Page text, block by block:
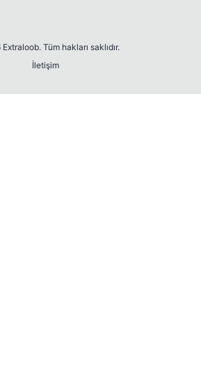
Tüm hakları saklıdır.
İletişim